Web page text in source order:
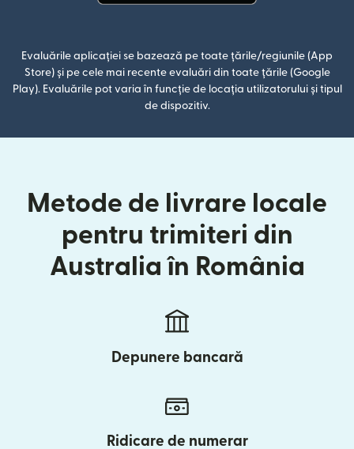
Evaluările aplicației se bazează pe toate țările/regiunile (App
Store) și pe cele mai recente evaluări din toate țările (Google
Play). Evaluările pot varia în funcție de locația utilizatorului și tipul
de dispozitiv.
Metode de livrare locale
pentru trimiteri din
Australia în România
Depunere bancară
Ridicare de numerar